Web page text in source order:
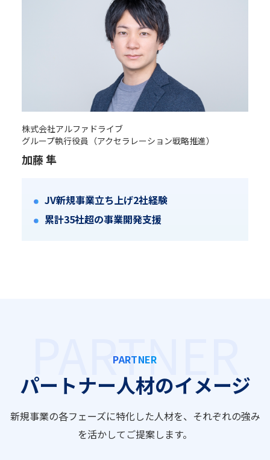
株式会社アルファドライブ
グループ執行役員（アクセラレーション戦略推進）
加藤 隼
JV新規事業立ち上げ2社経験
累計35社超の事業開発支援
PARTNER
パートナー人材のイメージ
新規事業の各フェーズに特化した人材を、それぞれの強み
を活かしてご提案します。